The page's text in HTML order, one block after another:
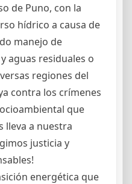
de Puno, con la
hídrico a causa de
manejo de
aguas residuales o
regiones del
contra los crímenes
que
lleva a nuestra
justicia y
energética que